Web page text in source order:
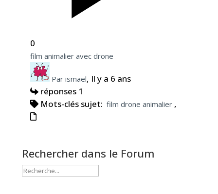
0
film animalier avec drone
Par ismael, Il y a 6 ans
réponses 1
Mots-clés sujet: film drone animalier ,
Rechercher dans le Forum